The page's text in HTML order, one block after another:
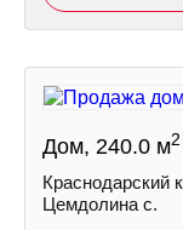
Дом, 240.0 м2
Краснодарский
Цемдолина с.